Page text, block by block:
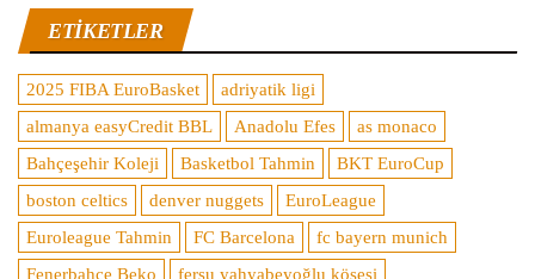
ETIKETLER
2025 FIBA EuroBasket
adriyatik ligi
almanya easyCredit BBL
Anadolu Efes
as monaco
Bahçeşehir Koleji
Basketbol Tahmin
BKT EuroCup
boston celtics
denver nuggets
EuroLeague
Euroleague Tahmin
FC Barcelona
fc bayern munich
Fenerbahçe Beko
fersu yahyabeyoğlu köşesi